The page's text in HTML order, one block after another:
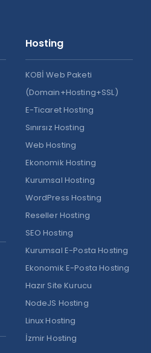
Hosting
KOBİ Web Paketi
(Domain+Hosting+SSL)
E-Ticaret Hosting
Sınırsız Hosting
Web Hosting
Ekonomik Hosting
Kurumsal Hosting
WordPress Hosting
Reseller Hosting
SEO Hosting
Kurumsal E-Posta Hosting
Ekonomik E-Posta Hosting
Hazır Site Kurucu
NodeJS Hosting
Linux Hosting
İzmir Hosting